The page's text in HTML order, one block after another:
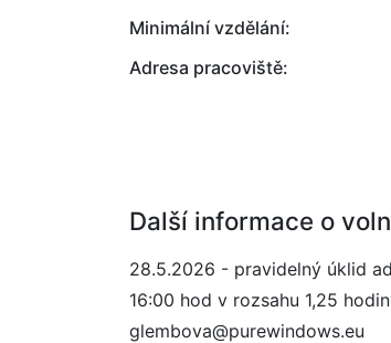
Minimální vzdělání:
Adresa pracoviště:
Další informace o
28.5.2026 - pravidelný úklid
16:00 hod v rozsahu 1,25
glembova@purewindows.eu